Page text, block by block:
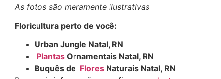
As fotos são meramente ilustrativas
Floricultura perto de você:
Urban Jungle Natal, RN
Plantas Ornamentais Natal, RN
Buquês de Flores Naturais Natal, RN